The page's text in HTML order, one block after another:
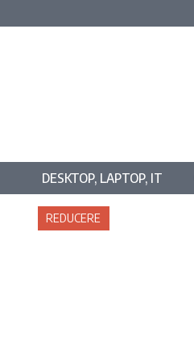
DESKTOP, LAPTOP, IT
REDUCERE